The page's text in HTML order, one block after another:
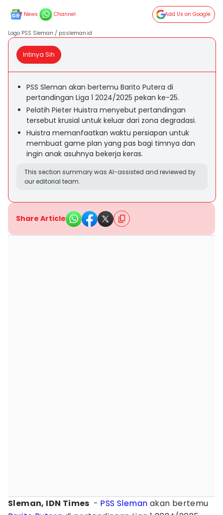
News Channel Add Us on Google
Logo PSS Sleman / pssleman.id
Intinya Sih
PSS Sleman akan bertemu Barito Putera di
pertandingan Liga 1 2024/2025 pekan ke-25.
Pelatih Pieter Huistra menyebut pertandingan
tersebut krusial untuk keluar dari zona degradasi.
Huistra memanfaatkan waktu persiapan untuk
membuat game plan yang pas bagi timnya dan
ingin anak asuhnya bekerja keras.
This section summary was AI-assisted and reviewed by
our editorial team.
Share Article
Sleman, IDN Times - PSS Sleman akan bertemu